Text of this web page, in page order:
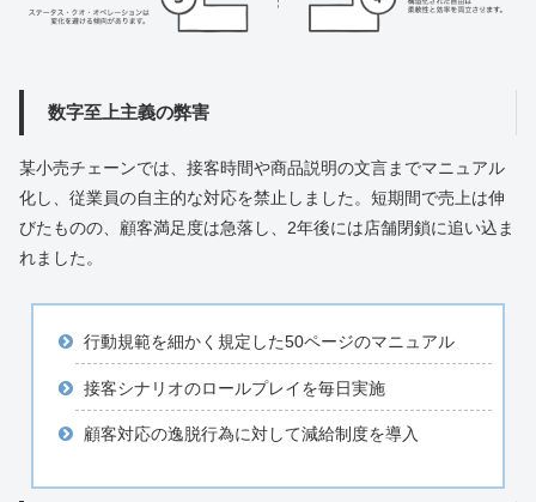
数字至上主義の弊害
某小売チェーンでは、接客時間や商品説明の文言までマニュアル
化し、従業員の自主的な対応を禁止しました。短期間で売上は伸
びたものの、顧客満足度は急落し、2年後には店舗閉鎖に追い込ま
れました。
行動規範を細かく規定した50ページのマニュアル
接客シナリオのロールプレイを毎日実施
顧客対応の逸脱行為に対して減給制度を導入